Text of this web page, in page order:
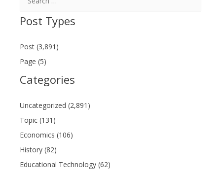
Post Types
Post (3,891)
Page (5)
Categories
Uncategorized (2,891)
Topic (131)
Economics (106)
History (82)
Educational Technology (62)